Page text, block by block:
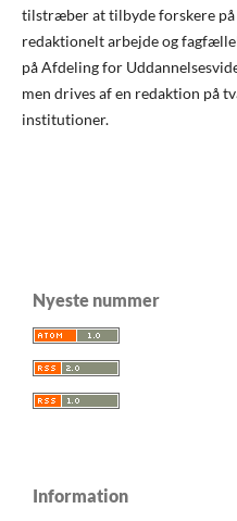
tilstræber at tilbyde forskere
redaktionelt arbejde og
på Afdeling for
men drives af en redaktion på
institutioner.
Nyeste nummer
Information